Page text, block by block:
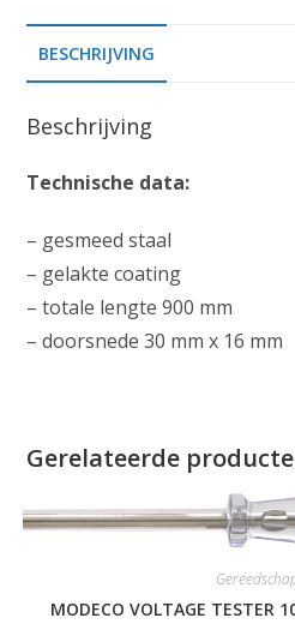
BESCHRIJVING
Beschrijving
Technische data:
– gesmeed staal
– gelakte coating
– totale lengte 900 mm
– doorsnede 30 mm x 16 mm
Gerelateerde
MODECO VOLTAGE TESTER